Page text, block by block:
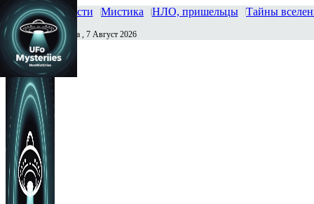
Главная Новости Мистика НЛО, пришельцы Тайны
Сегодня Пятница , 7 Август 2026